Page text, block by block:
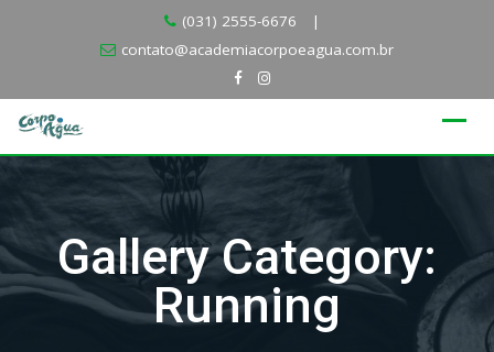
(031) 2555-6676
|
contato@academiacorpoeagua.com.br
Gallery Category:
Running